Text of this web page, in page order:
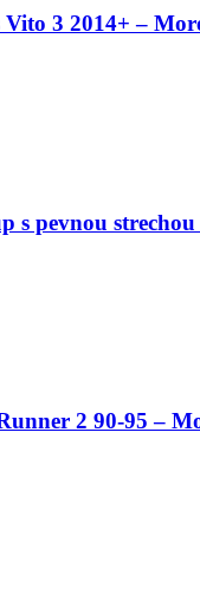
3 2014+ –
pevnou
2 90-95 –